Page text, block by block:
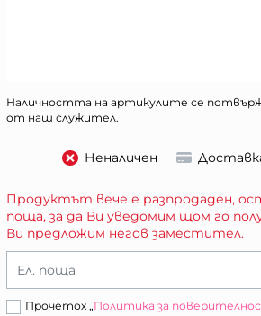
Наличността на артикулите се
от наш служител.
Неналичен
Продуктът вече е разпродаден,
поща, за да Ви уведомим щом го
Ви предложим негов заместител.
Ел. поща
Прочетох „Политика за